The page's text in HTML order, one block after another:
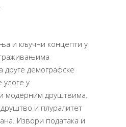
и кључни концепти у
друге демографске
улоге у
модерним друштвима.
друштво и плуралитет
Извори података и